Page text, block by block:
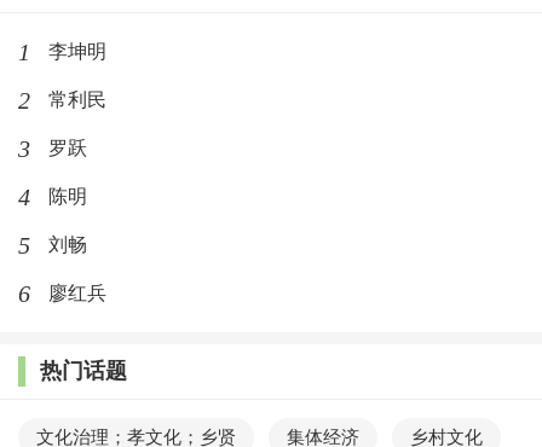
1 李坤明
2 常利民
3 罗跃
4 陈明
5 刘畅
6 廖红兵
热门话题
文化治理；孝文化；乡贤 集体经济 乡村文化